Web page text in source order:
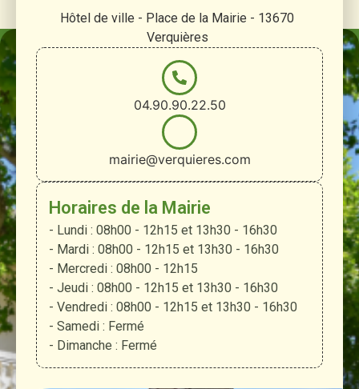
Hôtel de ville - Place de la Mairie - 13670
Verquières
04.90.90.22.50
mairie@verquieres.com
Horaires de la Mairie
- Lundi : 08h00 - 12h15 et 13h30 - 16h30
- Mardi : 08h00 - 12h15 et 13h30 - 16h30
- Mercredi : 08h00 - 12h15
- Jeudi : 08h00 - 12h15 et 13h30 - 16h30
- Vendredi : 08h00 - 12h15 et 13h30 - 16h30
- Samedi : Fermé
- Dimanche : Fermé